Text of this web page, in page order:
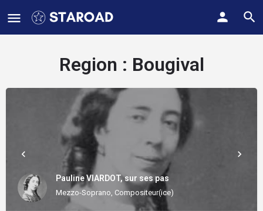
Region : Bougival
Pauline VIARDOT, sur ses pas
Mezzo-Soprano, Compositeur(ice)